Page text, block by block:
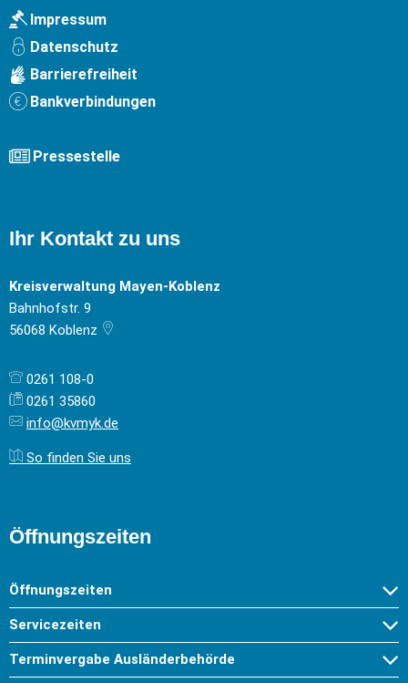
Impressum
Datenschutz
Barrierefreiheit
Bankverbindungen
Pressestelle
Ihr Kontakt zu uns
Kreisverwaltung Mayen-Koblenz
Bahnhofstr. 9
56068 Koblenz
0261 108-0
0261 35860
info@kvmyk.de
So finden Sie uns
Öffnungszeiten
Öffnungszeiten
Servicezeiten
Terminvergabe Ausländerbehörde